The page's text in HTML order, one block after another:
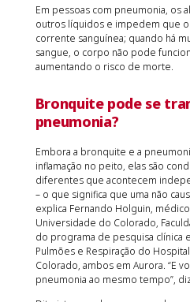
Em pessoas com pneumonia, os
outros líquidos e impedem que
corrente sanguínea; quando há
sangue, o corpo não pode
aumentando o risco de morte.
Bronquite pode se
pneumonia?
Embora a bronquite e a
inflamação no peito, elas são
diferentes que acontecem
– o que significa que uma não
explica Fernando Holguin,
Universidade do Colorado,
do programa de pesquisa clínica
Pulmões e Respiração do
Colorado, ambos em Aurora. “E
pneumonia ao mesmo tempo”,